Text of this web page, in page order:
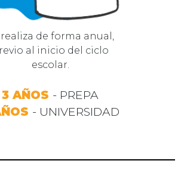
realiza de forma anual,
al inicio del ciclo
escolar.
3 AÑOS - PREPA
- UNIVERSIDAD